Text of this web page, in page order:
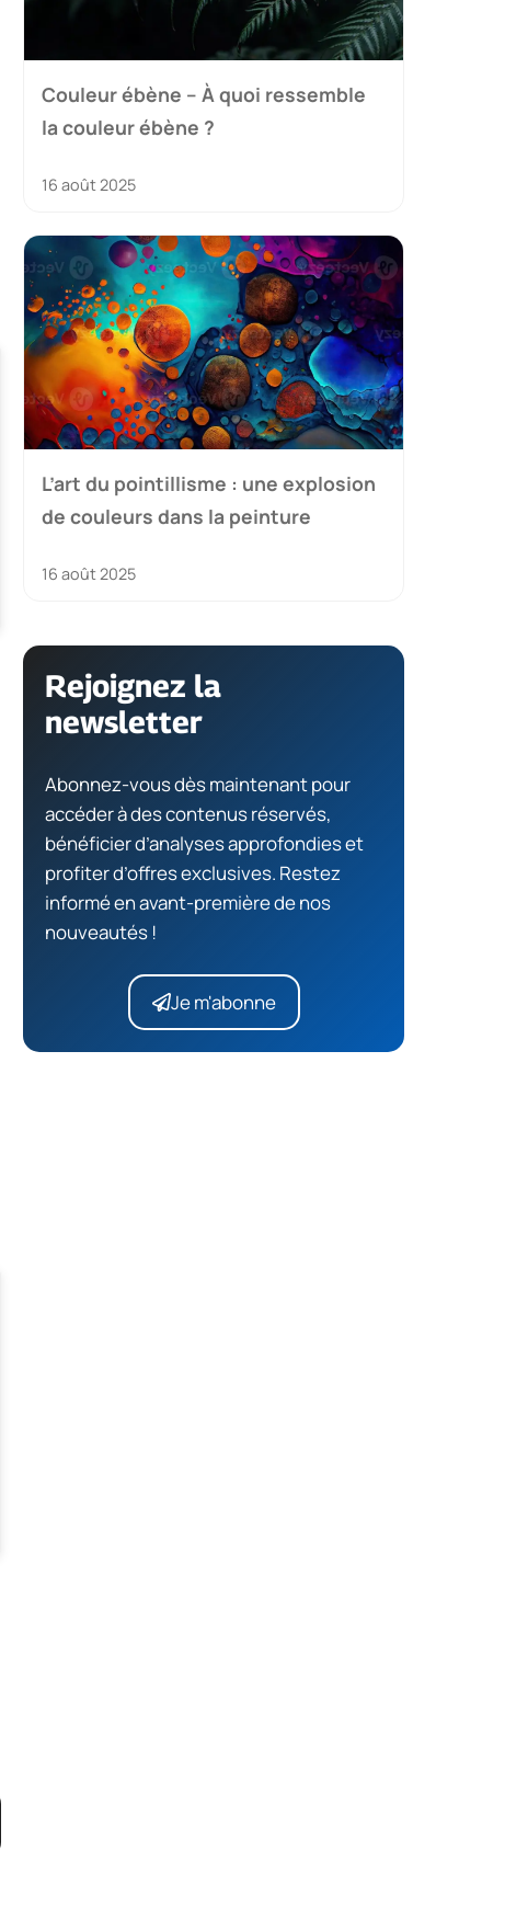
Couleur ébène – À quoi ressemble
la couleur ébène ?
16 août 2025
L’art du pointillisme : une explosion
de couleurs dans la peinture
16 août 2025
Rejoignez la
newsletter
Abonnez-vous dès maintenant pour
accéder à des contenus réservés,
bénéficier d’analyses approfondies et
profiter d’offres exclusives. Restez
informé en avant-première de nos
nouveautés !
Je m'abonne